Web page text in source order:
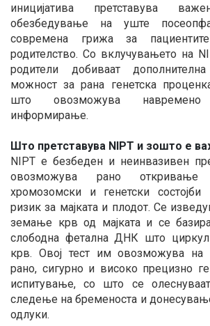
иницијатива претставува
обезбедување на уште
современа грижа за
родителство. Со вклучувањето на
родители добиваат
можност за рана генетска
што овозможува
информирање.
Што претставува NIPT и зошто е
NIPT е безбеден и неинвазивен
овозможува рано откривање
хромозомски и генетски состојби
ризик за мајката и плодот. Се
земање крв од мајката и се
слободна фетална ДНК што
крв. Овој тест им овозможува на
рано, сигурно и високо прецизно
испитување, со што се
следење на бременоста и
одлуки.